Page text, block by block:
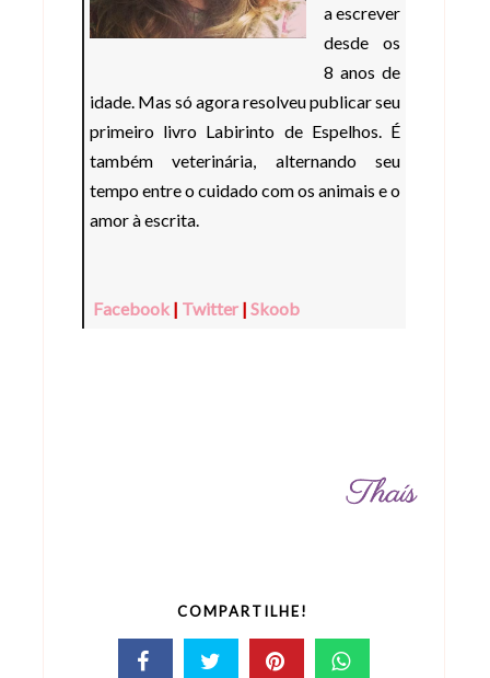
a escrever
desde os
8 anos de
idade. Mas só agora resolveu publicar seu
primeiro livro Labirinto de Espelhos. É
também veterinária, alternando seu
tempo entre o cuidado com os animais e o
amor à escrita.
Facebook | Twitter | Skoob
COMPARTILHE!